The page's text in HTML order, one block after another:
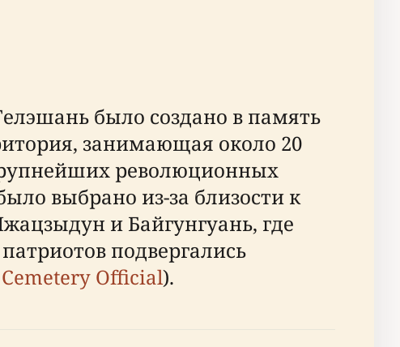
было создано в память
занимающая около 20
революционных
выбрано из-за близости к
и Байгунгуань, где
подвергались
Official).